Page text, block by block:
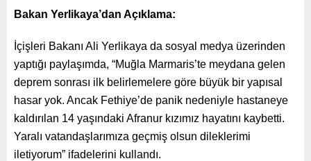
Bakan Yerlikaya’dan Açıklama:
İçişleri Bakanı Ali Yerlikaya da sosyal medya üzerinden
yaptığı paylaşımda, “Muğla Marmaris’te meydana gelen
deprem sonrası ilk belirlemelere göre büyük bir yapısal
hasar yok. Ancak Fethiye’de panik nedeniyle hastaneye
kaldırılan 14 yaşındaki Afranur kızımız hayatını kaybetti.
Yaralı vatandaşlarımıza geçmiş olsun dileklerimi
iletiyorum” ifadelerini kullandı.